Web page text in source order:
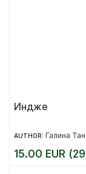
Индже
AUTHOR: Галина
15.00 EUR